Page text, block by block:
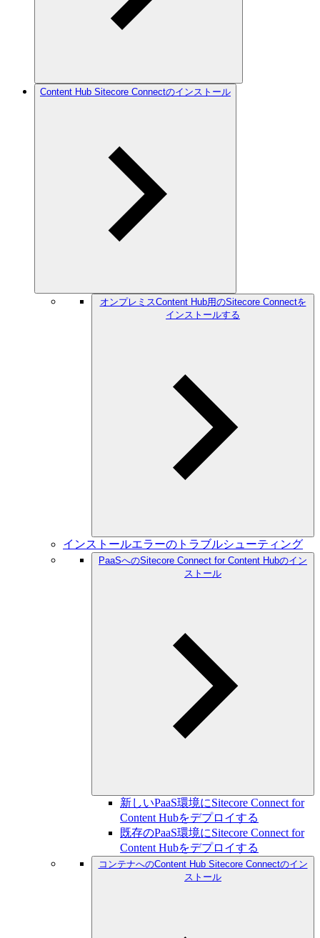
Content Hub Sitecore Connectのインストール
オンプレミスContent Hub用のSitecore Connectを
インストールする
インストールエラーのトラブルシューティング
PaaSへのSitecore Connect for Content Hubのイン
ストール
新しいPaaS環境にSitecore Connect for
Content Hubをデプロイする
既存のPaaS環境にSitecore Connect for
Content Hubをデプロイする
コンテナへのContent Hub Sitecore Connectのイン
ストール